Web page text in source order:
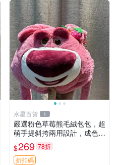
水星百貨 1
嚴選粉色草莓熊毛絨包包，超
萌手提斜挎兩用設計，成色上
佳容量大 粉紅草莓 毛絨包 超
大容量
$269 78折
折扣碼